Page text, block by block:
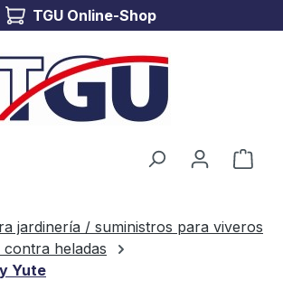
principal
TGU Online-Shop
El
jardinería / suministros para viveros
heladas
Yute